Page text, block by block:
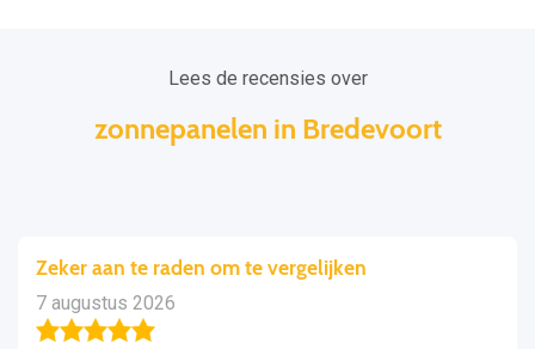
Lees de recensies over
zonnepanelen in Bredevoort
Zeker aan te raden om te vergelijken
7 augustus 2026